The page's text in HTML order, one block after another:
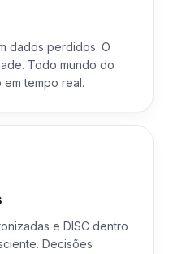
dados perdidos. O
Todo mundo do
em tempo real.
e DISC dentro
Decisões